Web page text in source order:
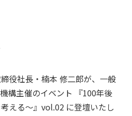
役社長・楠本 修二郎が、一般
構主催のイベント 『100年後
える～』vol.02 に登壇いたし